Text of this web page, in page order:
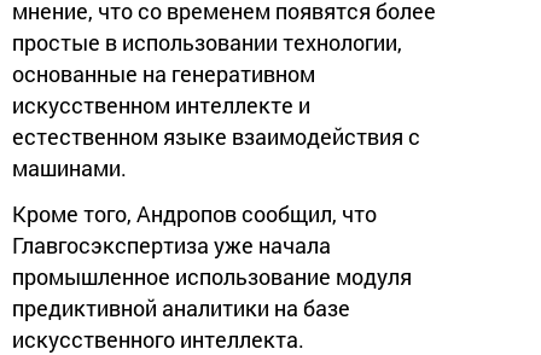
мнение, что со временем появятся более
простые в использовании технологии,
основанные на генеративном
искусственном интеллекте и
естественном языке взаимодействия с
машинами.
Кроме того, Андропов сообщил, что
Главгосэкспертиза уже начала
промышленное использование модуля
предиктивной аналитики на базе
искусственного интеллекта.